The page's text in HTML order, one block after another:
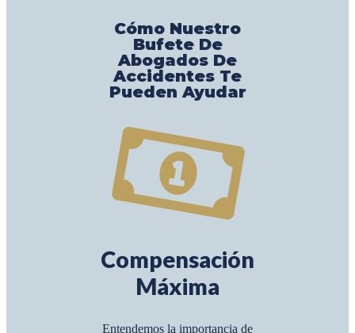
Cómo Nuestro
Bufete De
Abogados De
Accidentes Te
Pueden Ayudar
Compensación
Máxima
Entendemos la importancia de